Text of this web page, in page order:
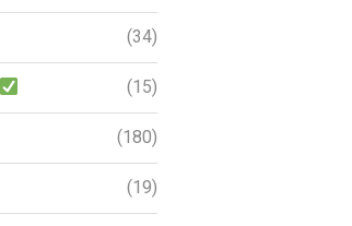
(34)
(15)
(180)
(19)